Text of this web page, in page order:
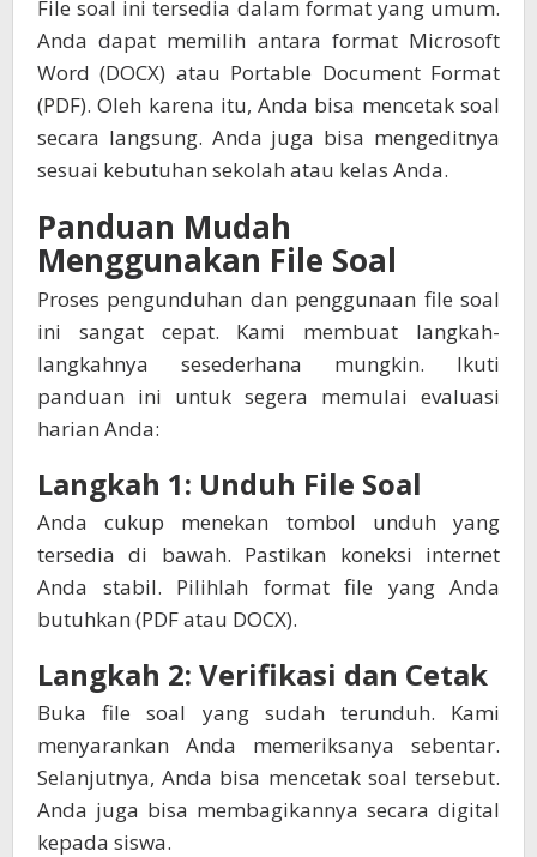
File soal ini tersedia dalam format yang umum.
Anda dapat memilih antara format Microsoft
Word (DOCX) atau Portable Document Format
(PDF). Oleh karena itu, Anda bisa mencetak soal
secara langsung. Anda juga bisa mengeditnya
sesuai kebutuhan sekolah atau kelas Anda.
Panduan Mudah
Menggunakan File Soal
Proses pengunduhan dan penggunaan file soal
ini sangat cepat. Kami membuat langkah-
langkahnya sesederhana mungkin. Ikuti
panduan ini untuk segera memulai evaluasi
harian Anda:
Langkah 1: Unduh File Soal
Anda cukup menekan tombol unduh yang
tersedia di bawah. Pastikan koneksi internet
Anda stabil. Pilihlah format file yang Anda
butuhkan (PDF atau DOCX).
Langkah 2: Verifikasi dan Cetak
Buka file soal yang sudah terunduh. Kami
menyarankan Anda memeriksanya sebentar.
Selanjutnya, Anda bisa mencetak soal tersebut.
Anda juga bisa membagikannya secara digital
kepada siswa.